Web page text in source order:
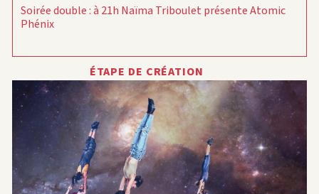
Soirée double : à 21h Naïma Triboulet présente Atomic
Phénix
ÉTAPE DE CRÉATION